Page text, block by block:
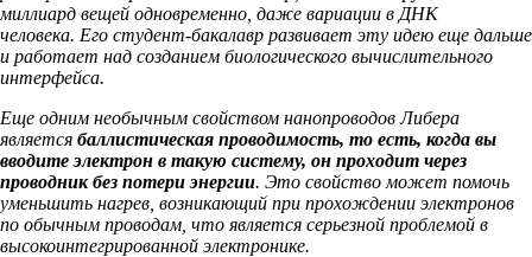
миллиард вещей одновременно, даже вариации в ДНК
человека. Его студент-бакалавр развивает эту идею еще дальше
и работает над созданием биологического вычислительного
интерфейса.
Еще одним необычным свойством нанопроводов Либера
является баллистическая проводимость, то есть, когда вы
вводите электрон в такую систему, он проходит через
проводник без потери энергии. Это свойство может помочь
уменьшить нагрев, возникающий при прохождении электронов
по обычным проводам, что является серьезной проблемой в
высокоинтегрированной электронике.